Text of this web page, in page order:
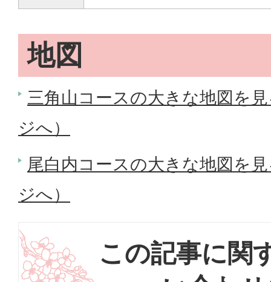
地図
三角山コースの大きな地図を
ジへ）
尾白内コースの大きな地図を
ジへ）
この記事に関